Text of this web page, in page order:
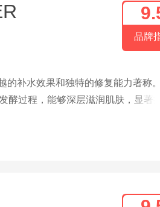
品牌
的补水效果和独特的修复能力著称
过程，能够深层滋润肌肤，显著